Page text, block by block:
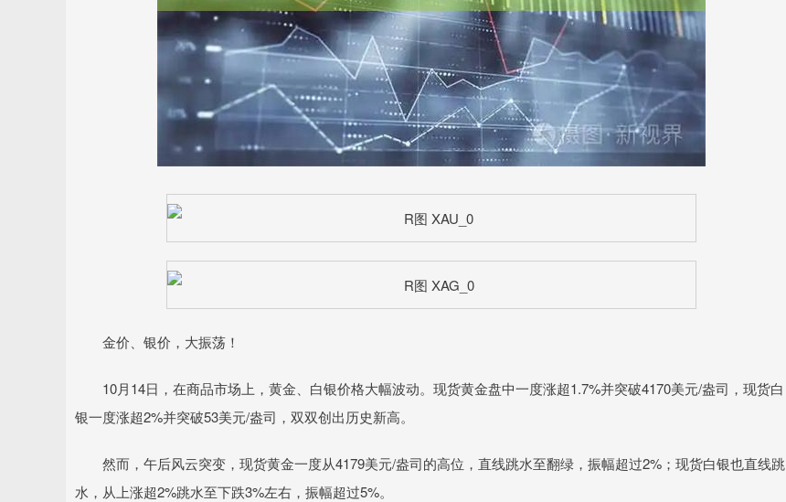
金价、银价，大振荡！
10月14日，在商品市场上，黄金、白银价格大幅波动。现货黄金盘中一度涨超1.7%并突破4170美元/盎司，现货白
银一度涨超2%并突破53美元/盎司，双双创出历史新高。
然而，午后风云突变，现货黄金一度从4179美元/盎司的高位，直线跳水至翻绿，振幅超过2%；现货白银也直线跳
水，从上涨超2%跳水至下跌3%左右，振幅超过5%。